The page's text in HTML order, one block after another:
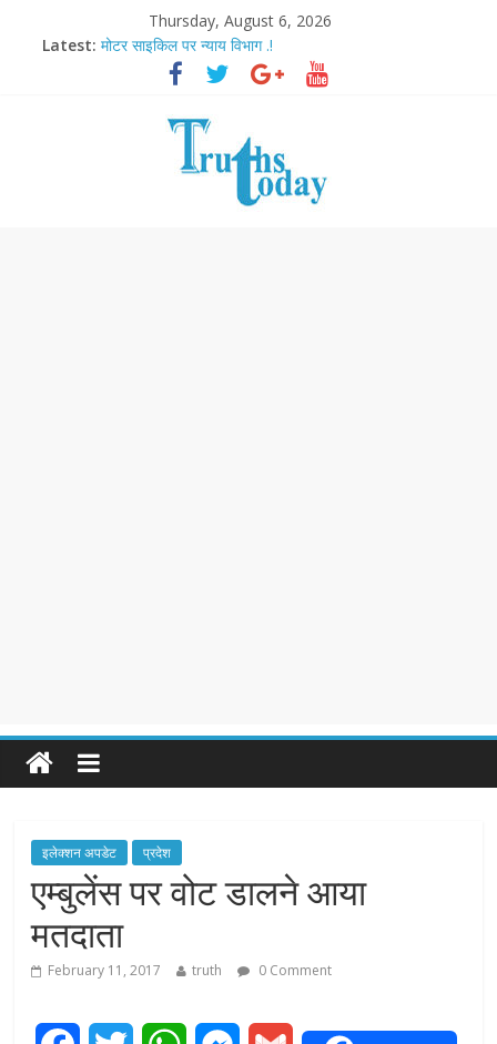
Thursday, August 6, 2026
Latest: मोटर साइकिल पर न्याय विभाग .!
Ram Mandir Pran Pratishthan-अयोध्या में विराजे रामलला
मासूम लेकिन खतरनाक है आरपीजी अटैक का नाबालिग आरोपी..!
अब फिल्मों के लिए धार्मिक बोर्ड..!
आज बिखर जाएगा इमरान खान का विकेट
इलेक्शन अपडेट प्रदेश
एम्बुलेंस पर वोट डालने आया
मतदाता
February 11, 2017 truth 0 Comment